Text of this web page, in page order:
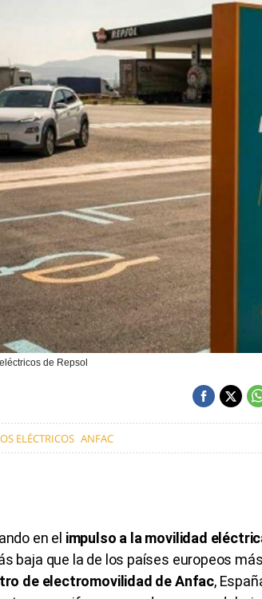
de Repsol
ELÉCTRICOS ANFAC
en el impulso a la movilidad
baja que la de los países europeos
de electromovilidad de Anfac,